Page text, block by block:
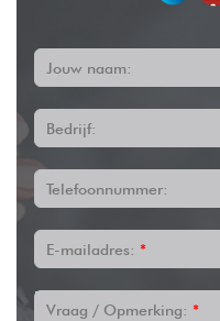
Jouw naam:
Bedrijf:
Telefoonnummer:
E-mailadres: *
Vraag / Opmerking: *